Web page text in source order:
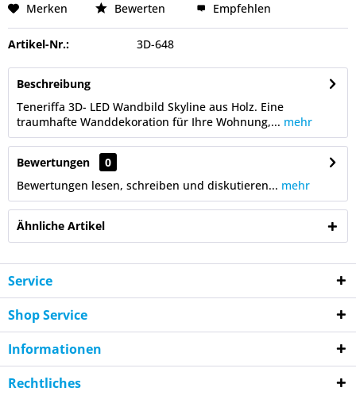
Merken Bewerten Empfehlen
Artikel-Nr.: 3D-648
Beschreibung
Teneriffa 3D- LED Wandbild Skyline aus Holz. Eine
traumhafte Wanddekoration für Ihre Wohnung,... mehr
Bewertungen
0
Bewertungen lesen, schreiben und diskutieren... mehr
Ähnliche Artikel
Service
Shop Service
Informationen
Rechtliches